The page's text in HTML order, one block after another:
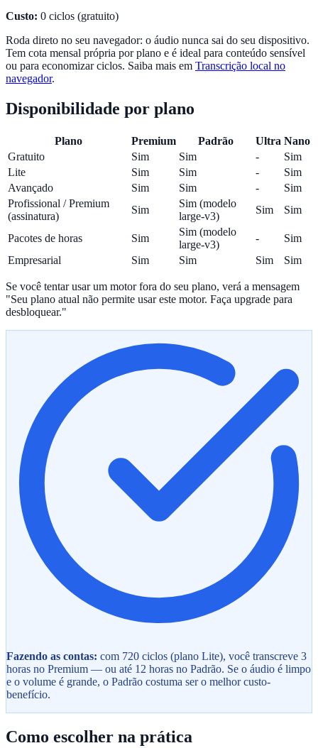
Custo: 0 ciclos (gratuito)
Roda direto no seu navegador: o áudio nunca sai do seu dispositivo.
Tem cota mensal própria por plano e é ideal para conteúdo sensível
ou para economizar ciclos. Saiba mais em Transcrição local no
navegador.
Disponibilidade por plano
Plano Premium Padrão Ultra Nano
Gratuito
Sim Sim -
Sim
Lite
Sim Sim -
Sim
Avançado
Sim Sim -
Sim
Profissional / Premium
(assinatura)
Sim
Sim (modelo
large-v3)
Sim Sim
Pacotes de horas Sim
Sim (modelo
large-v3)
-
Sim
Empresarial
Sim Sim Sim Sim
Se você tentar usar um motor fora do seu plano, verá a mensagem
"Seu plano atual não permite usar este motor. Faça upgrade para
desbloquear."
Fazendo as contas: com 720 ciclos (plano Lite), você transcreve 3
horas no Premium — ou até 12 horas no Padrão. Se o áudio é limpo
e o volume é grande, o Padrão costuma ser o melhor custo-
benefício.
Como escolher na prática